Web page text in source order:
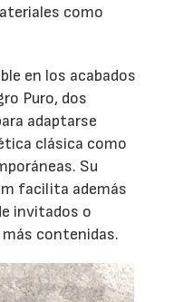
como
en los acabados
Puro, dos
adaptarse
clásica como
Su
facilita además
invitados o
contenidas.